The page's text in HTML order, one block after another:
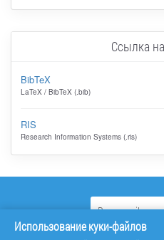
Ссылка
BibTeX
LaTeX / BibTeX (.bib)
RIS
Research Information Systems (.ris)
Использование куки-файлов